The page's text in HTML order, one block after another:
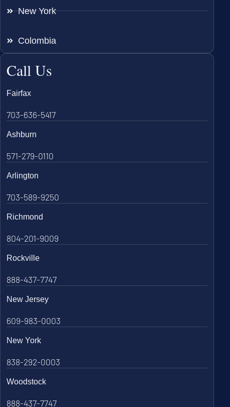
New York
Colombia
Call Us
Fairfax
703-636-5417
Ashburn
571-279-0110
Arlington
703-589-9250
Richmond
804-201-9009
Rockville
888-437-7747
New Jersey
609-983-0003
New York
838-292-0003
Woodstock
888-437-7747